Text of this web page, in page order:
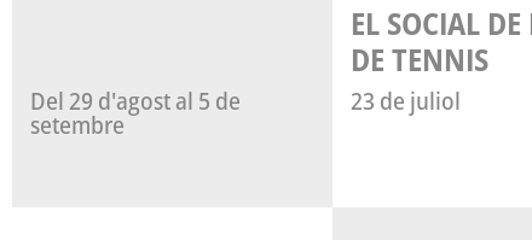
Del 29 d'agost al 5 de
setembre
EL SOCIAL DE DOBLES
DE TENNIS
23 de juliol